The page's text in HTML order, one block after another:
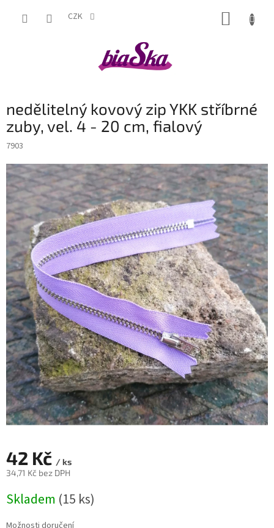
CZK
nedělitelný kovový zip YKK stříbrné
zuby, vel. 4 - 20 cm, fialový
7903
42 Kč / ks
34,71 Kč bez DPH
cena:
Skladem (15 ks)